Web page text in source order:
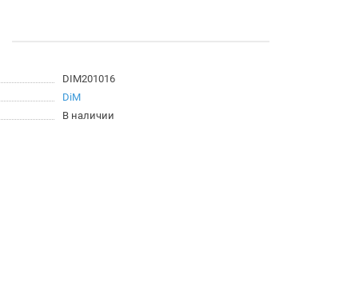
DIM201016
DiM
В наличии